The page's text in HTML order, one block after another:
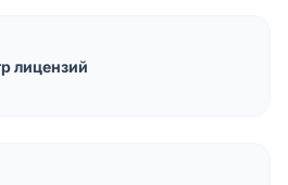
лицензий